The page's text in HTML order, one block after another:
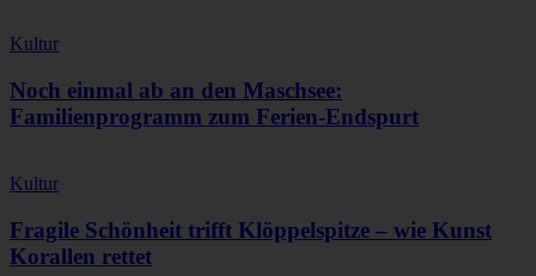
Kultur
Noch einmal ab an den Maschsee:
Familienprogramm zum Ferien-Endspurt
Kultur
Fragile Schönheit trifft Klöppelspitze – wie Kunst
Korallen rettet